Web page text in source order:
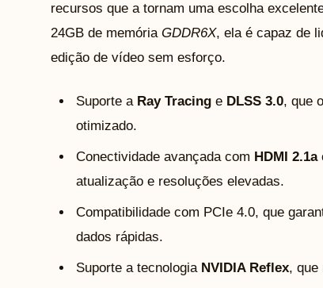
recursos que a tornam uma escolha
24GB de memória GDDR6X, ela é capaz de
edição de vídeo sem esforço.
Suporte a Ray Tracing e DLSS 3.0, que
otimizado.
Conectividade avançada com HDMI 2.1a
atualização e resoluções elevadas.
Compatibilidade com PCIe 4.0, que
dados rápidas.
Suporte a tecnologia NVIDIA Reflex, que